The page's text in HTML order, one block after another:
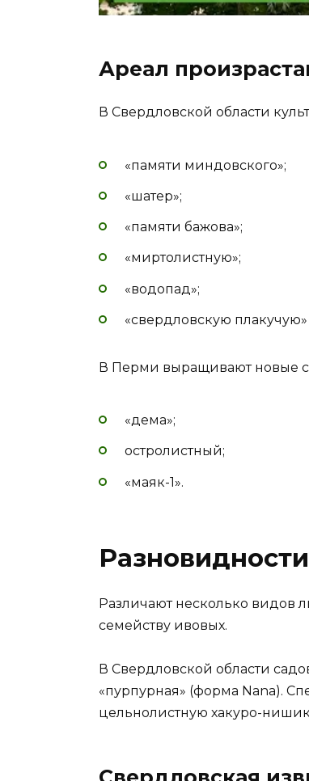
Ареал
В Свердловской области
«памяти миндовского»;
«шатер»;
«памяти бажова»;
«миртолистную»;
«водопад»;
«свердловскую
В Перми выращивают новые
«дема»;
остролистный;
«маяк-1».
Различают несколько видов
семейству ивовых.
В Свердловской области
«пурпурная» (форма Nana).
цельнолистную хакуро-